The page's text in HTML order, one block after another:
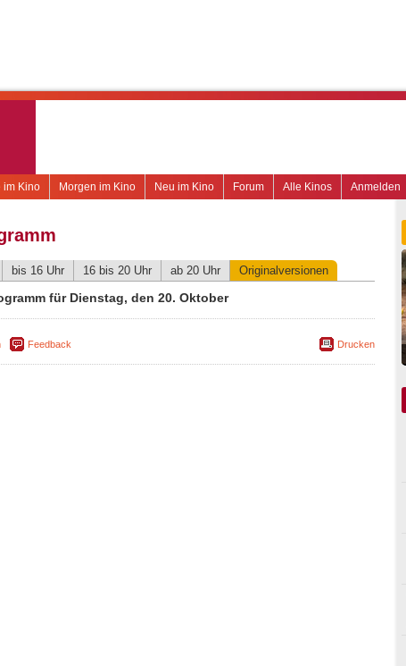
Anmelden
Alle Kinos
Forum
Neu im Kino
Morgen im Kino
im Kino
bis 16 Uhr 16 bis 20 Uhr ab 20 Uhr Originalversionen
für Dienstag, den 20. Oktober
Feedback Drucken